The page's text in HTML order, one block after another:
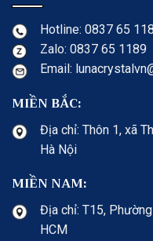
Hotline: 0837 65
Zalo: 0837 65 1189
Email:
MIỀN BẮC:
Địa chỉ: Thôn 1, xã
Hà Nội
MIỀN NAM:
Địa chỉ: T15,
HCM